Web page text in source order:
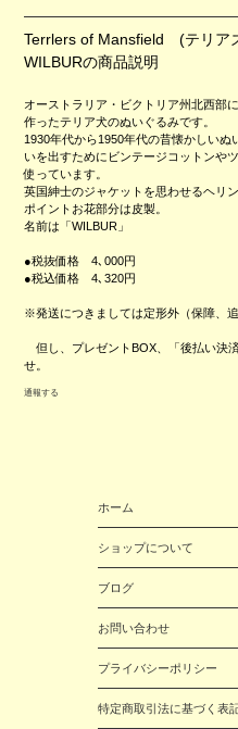
Terrlers of Mansfield (テリア
WILBURの商品説明
オーストラリア・ビクトリア州北西部
作ったテリア犬のぬいぐるみです。
1930年代から1950年代の昔懐かしい
いを出すためにビンテージコットンや
使っています。
英国紳士のジャケットを思わせるヘリ
ポイントお花部分は皮製。
名前は「WILBUR」
●税抜価格 4､000円
●税込価格 4､320円
※発送につきましては定形外（保障、
但し、プレゼントBOX、「後払い決
せ。
通報する
ホーム
ショップについて
ブログ
お問い合わせ
プライバシーポリシー
特定商取引法に基づく表